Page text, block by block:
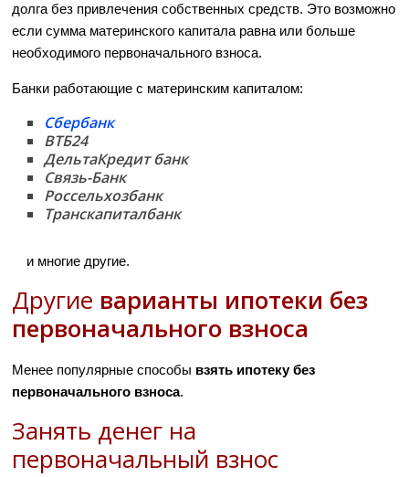
долга без привлечения собственных средств. Это возможно
если сумма материнского капитала равна или больше
необходимого первоначального взноса.
Банки работающие с материнским капиталом:
Сбербанк
ВТБ24
ДельтаКредит банк
Связь-Банк
Россельхозбанк
Транскапиталбанк
и многие другие.
Другие варианты ипотеки без
первоначального взноса
Менее популярные способы взять ипотеку без
первоначального взноса.
Занять денег на
первоначальный взнос